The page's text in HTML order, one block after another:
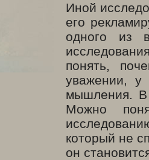
Иной
его
одного из
понять,
уважении, у
мышления. В
Можно
который не
он